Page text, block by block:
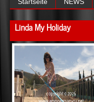
Linda My Holiday